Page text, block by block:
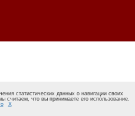
статистических данных о навигации своих
считаем, что вы принимаете его использование.
X